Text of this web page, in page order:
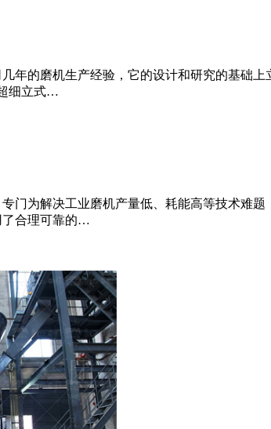
年的磨机生产经验，它的设计和研究的基础
细立式…
门为解决工业磨机产量低、耗能高等技术难
了合理可靠的…